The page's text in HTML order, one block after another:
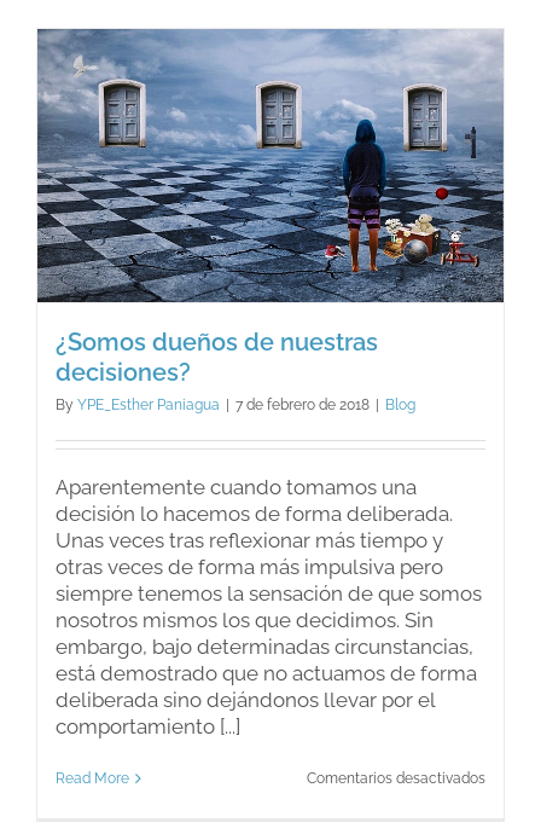
¿Somos dueños de nuestras
decisiones?
By YPE_Esther Paniagua | 7 de febrero de 2018 | Blog
Aparentemente cuando tomamos una
decisión lo hacemos de forma deliberada.
Unas veces tras reflexionar más tiempo y
otras veces de forma más impulsiva pero
siempre tenemos la sensación de que somos
nosotros mismos los que decidimos. Sin
embargo, bajo determinadas circunstancias,
está demostrado que no actuamos de forma
deliberada sino dejándonos llevar por el
comportamiento [...]
Read More Comentarios desactivadosen